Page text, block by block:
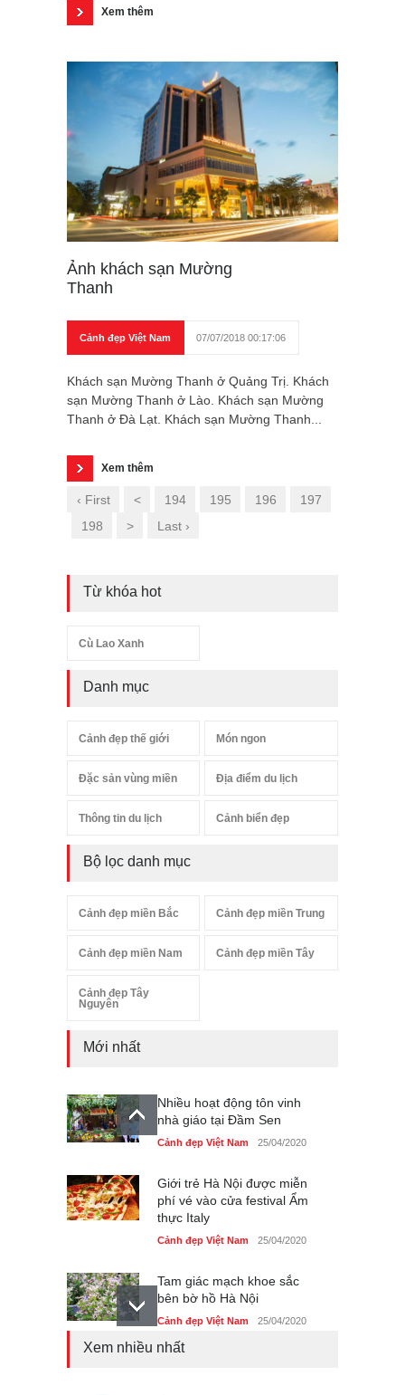
Xem thêm
Ảnh khách sạn Mường
Thanh
Cảnh đẹp Việt Nam 07/07/2018 00:17:06
Khách sạn Mường Thanh ở Quảng Trị. Khách
sạn Mường Thanh ở Lào. Khách sạn Mường
Thanh ở Đà Lạt. Khách sạn Mường Thanh...
Xem thêm
‹ First < 194 195 196
197
198
> Last ›
Từ khóa hot
Cù Lao Xanh
Danh mục
Cảnh đẹp thế giới Món ngon
Đặc sản vùng miền Địa điểm du lịch
Thông tin du lịch Cảnh biển đẹp
Bộ lọc danh mục
Cảnh đẹp miền Bắc Cảnh đẹp miền Trung
Cảnh đẹp miền Nam Cảnh đẹp miền Tây
Cảnh đẹp Tây
Nguyên
Mới nhất
Nhiều hoạt động tôn vinh
nhà giáo tại Đầm Sen
Cảnh đẹp Việt Nam 25/04/2020
Giới trẻ Hà Nội được miễn
phí vé vào cửa festival Ẩm
thực Italy
Cảnh đẹp Việt Nam 25/04/2020
Tam giác mạch khoe sắc
bên bờ hồ Hà Nội
Cảnh đẹp Việt Nam 25/04/2020
Xem nhiều nhất